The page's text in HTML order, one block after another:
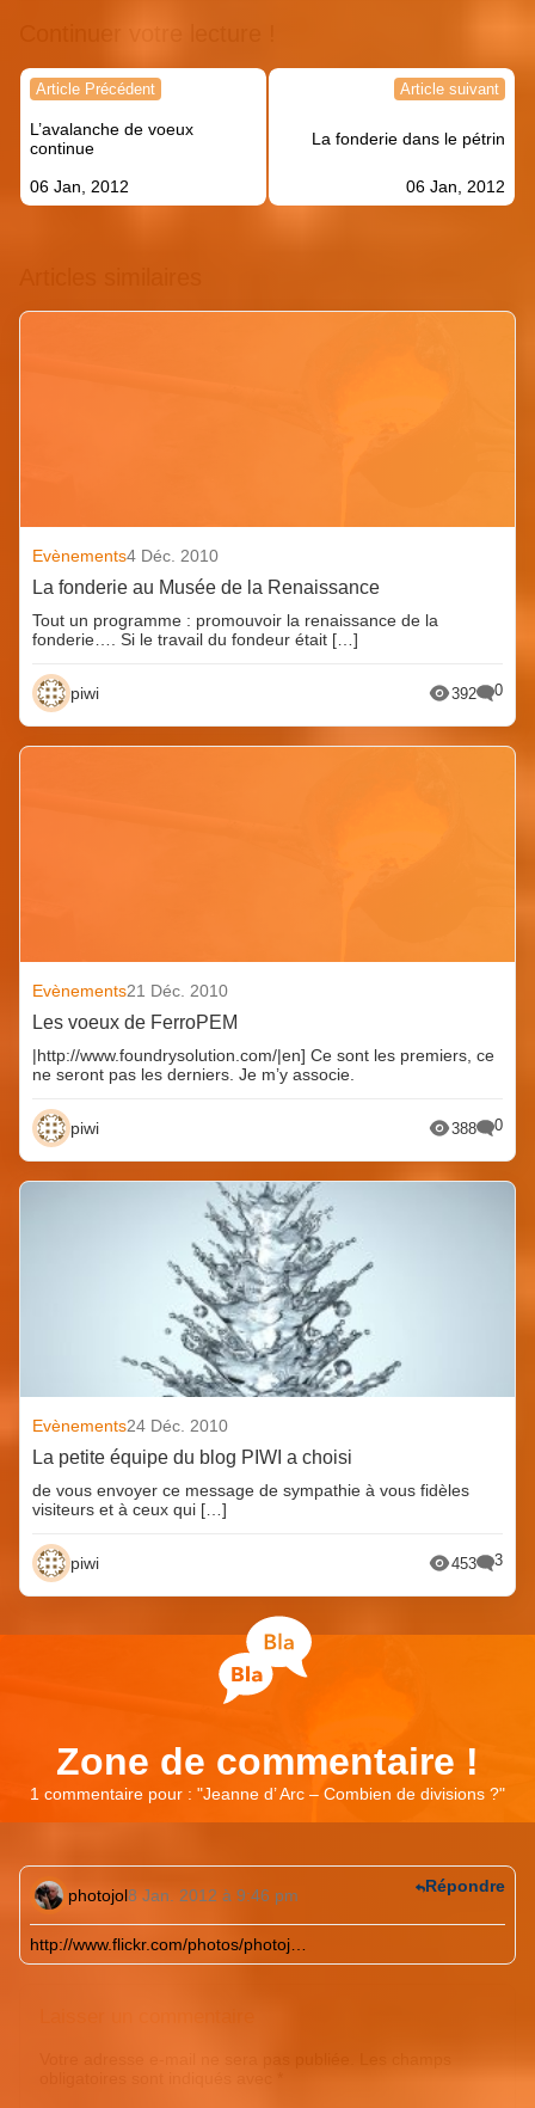
Navigation
l’article
Article Précédent
L’avalanche de voeux
continue
06 Jan, 2012
Article suivant
La fonderie dans le pétrin
06 Jan, 2012
Evènements4 Déc. 2010
La fonderie au Musée de la Renaissance
Tout un programme : promouvoir la renaissance de la
fonderie…. Si le travail du fondeur était […]
piwi 392 0
Evènements21 Déc. 2010
Les voeux de FerroPEM
|http://www.foundrysolution.com/|en] Ce sont les premiers, ce
ne seront pas les derniers. Je m’y associe.
piwi 388 0
Evènements24 Déc. 2010
La petite équipe du blog PIWI a choisi
de vous envoyer ce message de sympathie à vous fidèles
visiteurs et à ceux qui […]
piwi 453 3
Zone de commentaire !
1 commentaire pour : "Jeanne d’ Arc – Combien de divisions ?"
photojol8 Jan. 2012 à 9:46 pm
http://www.flickr.com/photos/photoj
Répondre